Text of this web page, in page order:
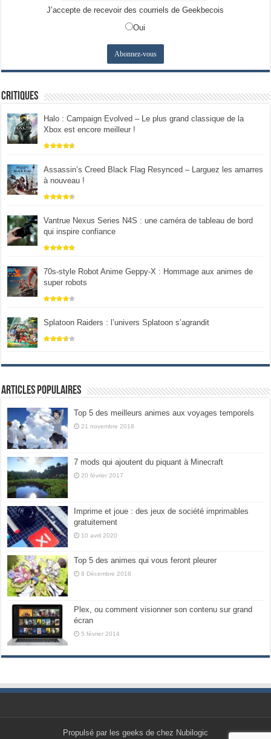
J’accepte de recevoir des courriels de Geekbecois
Oui
Critiques
Halo : Campaign Evolved – Le plus grand classique de la
Xbox est encore meilleur !
Assassin’s Creed Black Flag Resynced – Larguez les amarres
à nouveau !
Vantrue Nexus Series N4S : une caméra de tableau de bord
qui inspire confiance
70s-style Robot Anime Geppy-X : Hommage aux animes de
super robots
Splatoon Raiders : l’univers Splatoon s’agrandit
Articles populaires
Top 5 des meilleurs animes aux voyages temporels
21 novembre 2018
7 mods qui ajoutent du piquant à Minecraft
20 février 2017
Imprime et joue : des jeux de société imprimables
gratuitement
10 avril 2020
Top 5 des animes qui vous feront pleurer
8 Décembre 2018
Plex, ou comment visionner son contenu sur grand
écran
5 février 2014
Propulsé par les geeks de chez Nubilogic